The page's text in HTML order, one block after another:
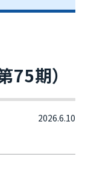
75期）
2026.6.10